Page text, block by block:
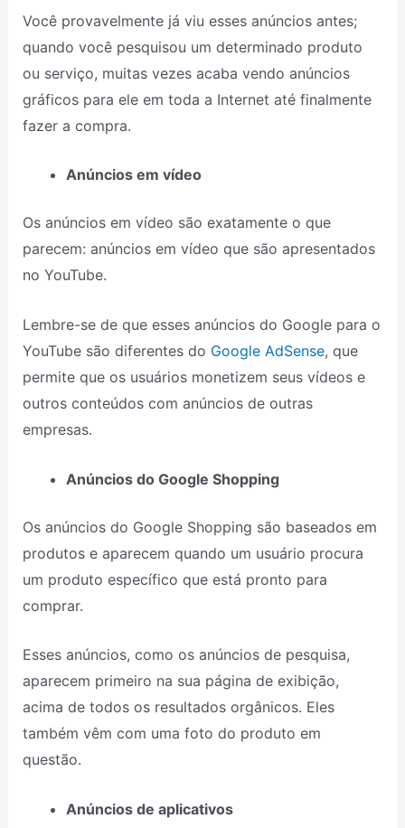
Você provavelmente já viu esses anúncios antes;
quando você pesquisou um determinado produto
ou serviço, muitas vezes acaba vendo anúncios
gráficos para ele em toda a Internet até finalmente
fazer a compra.
Anúncios em vídeo
Os anúncios em vídeo são exatamente o que
parecem: anúncios em vídeo que são apresentados
no YouTube.
Lembre-se de que esses anúncios do Google para o
YouTube são diferentes do Google AdSense, que
permite que os usuários monetizem seus vídeos e
outros conteúdos com anúncios de outras
empresas.
Anúncios do Google Shopping
Os anúncios do Google Shopping são baseados em
produtos e aparecem quando um usuário procura
um produto específico que está pronto para
comprar.
Esses anúncios, como os anúncios de pesquisa,
aparecem primeiro na sua página de exibição,
acima de todos os resultados orgânicos. Eles
também vêm com uma foto do produto em
questão.
Anúncios de aplicativos